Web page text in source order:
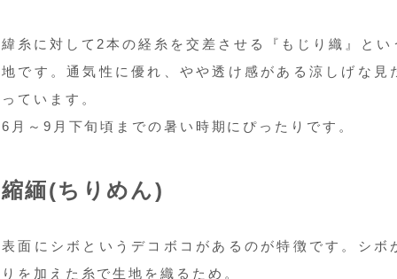
緯糸に対して2本の経糸を交差させる『もじり織』と
地です。通気性に優れ、やや透け感がある涼しげな見
っています。
6月～9月下旬頃までの暑い時期にぴったりです。
縮緬(ちりめん)
表面にシボというデコボコがあるのが特徴です。シボ
りを加えた糸で生地を織るため。